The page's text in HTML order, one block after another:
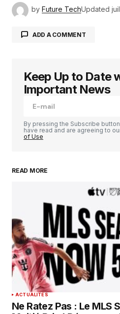
by Future TechUpdated
ADD A COMMENT
Votre adresse e-mail ne
champs obligatoires sont
Your Name
Your E-mail*
Enregistrer mon nom,
site dans le navigateur
commentaire.
SUBMIT COMMENT
Keep Up to Date
Important News
By pressing the Subscribe
have read and are agreeing to
of Use
READ MORE
ACTUALITÉS
Ne Ratez Pas : Le MLS